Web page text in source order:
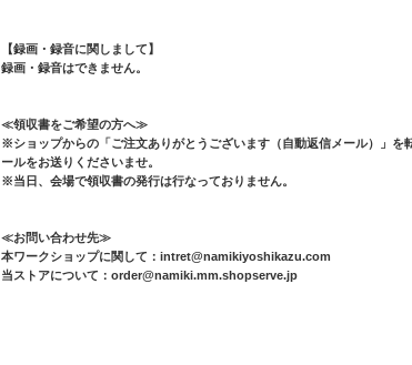
【録画・録音に関しまして】
録画・録音はできません。
≪領収書をご希望の方へ≫
※ショップからの「ご注文ありがとうございます（自動返信メール）」
ールをお送りくださいませ。
※当日、会場で領収書の発行は行なっておりません。
≪お問い合わせ先≫
本ワークショップに関して：intret@namikiyoshikazu.com
当ストアについて：order@namiki.mm.shopserve.jp